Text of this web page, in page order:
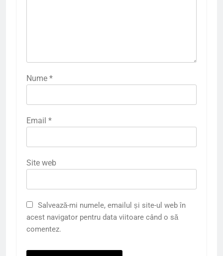
Nume *
Email *
Site web
Salvează-mi numele, emailul și site-ul web în
acest navigator pentru data viitoare când o să
comentez.